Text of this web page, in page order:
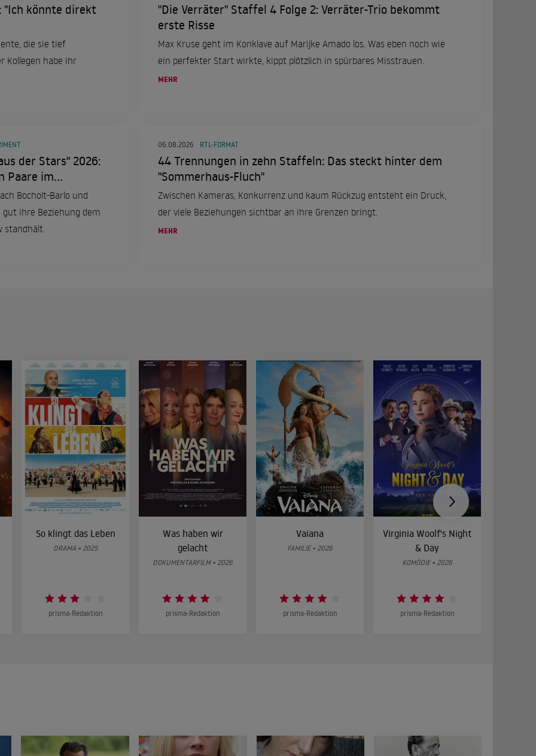
"Ich könnte direkt
die sie tief
Kollegen habe ihr
"Die Verräter" Staffel 4 Folge 2: Verräter-Trio bekommt
erste Risse
Max Kruse geht im Konklave auf Marijke Amado los. Was eben noch wie
ein perfekter Start wirkte, kippt plötzlich in spürbares Misstrauen.
MEHR
der Stars" 2026:
Paare im
Bocholt-Barlo und
gut ihre Beziehung dem
standhält.
06.08.2026 RTL-FORMAT
44 Trennungen in zehn Staffeln: Das steckt hinter dem
"Sommerhaus-Fluch"
Zwischen Kameras, Konkurrenz und kaum Rückzug entsteht ein Druck,
der viele Beziehungen sichtbar an ihre Grenzen bringt.
MEHR
So klingt das Leben
DRAMA • 2025
prisma-Redaktion
Was haben wir
gelacht
DOKUMENTARFILM • 2026
prisma-Redaktion
Vaiana
FAMILIE • 2026
prisma-Redaktion
Virginia Woolf's Night
& Day
KOMÖDIE • 2026
prisma-Redaktion